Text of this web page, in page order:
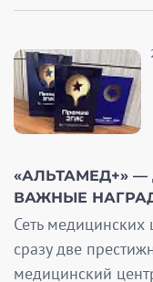
«АЛЬТАМЕД+»
ВАЖНЫЕ
Сеть медицинских
сразу две
медицинский